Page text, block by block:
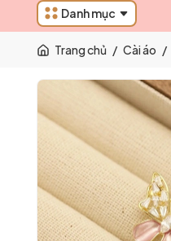
Danh mục
Trang chủ / Cài áo /